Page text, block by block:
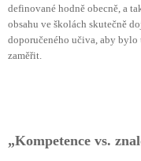
definované hodně obecně, a
obsahu ve školách skutečně
doporučeného učiva, aby bylo
zaměřit.
„Kompetence vs.